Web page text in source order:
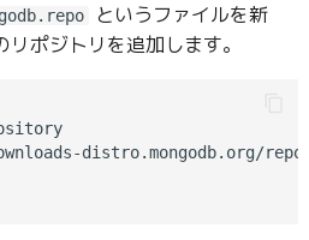
というファイルを新
ポジトリを追加します。
distro.mongodb.org/